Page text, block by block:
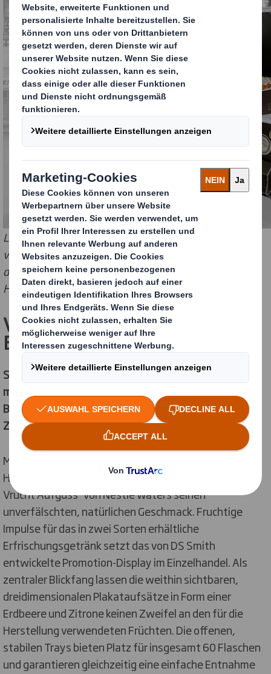
Let´s Party! Das außergewöhnliche Red Bull Display
von DS Smith setzt auf Emotion und garantiert damit
dem beliebten Energy Drink hohe Abverkäufe im
Handel. Bildquelle: Red Bull
VITTEL Vrucht Display:
Erfrischend anders
Superstar Gewinner in Silber in der Kategorie Display
mit Materialschwerpunkt Pappe Theke oder
Bodendisplay mit Grundmaß bis einschließlich 40 x 60
Zentimeter (1/4-Palette), warentragend
Mineralwasser trifft auf Bio-Früchte. Ein einzigartiges
Herstellungsverfahren verleiht dem neuen „VITTEL
Vrucht Aufguss“ von Nestlé Waters seinen
unverfälschten, natürlichen Geschmack. Fruchtige
Impulse für das in zwei Sorten erhältliche
Erfrischungsgetränk setzt das von DS Smith
entwickelte Promotion-Display im Einzelhandel. Als
zentraler Blickfang lassen die weithin sichtbaren,
dreidimensionalen Plakataufsätze in Form einer
Erdbeere und Zitrone keinen Zweifel an den für die
Herstellung verwendeten Früchten. Die offenen,
stabilen Trays bieten Platz für insgesamt 60 Flaschen
und garantieren gleichzeitig eine einfache Entnahme